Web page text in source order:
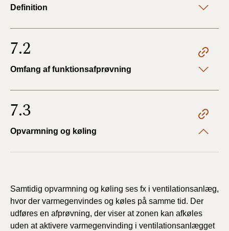
Definition
7.2
Omfang af funktionsafprøvning
7.3
Opvarmning og køling
Samtidig opvarmning og køling ses fx i ventilationsanlæg,
hvor der varmegenvindes og køles på samme tid. Der
udføres en afprøvning, der viser at zonen kan afkøles
uden at aktivere varmegenvinding i ventilationsanlægget